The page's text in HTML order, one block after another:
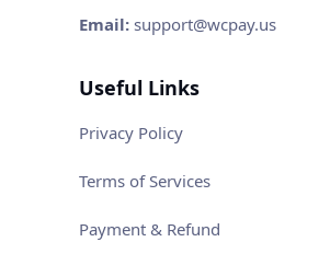
Email: support@wcpay.us
Useful Links
Privacy Policy
Terms of Services
Payment & Refund